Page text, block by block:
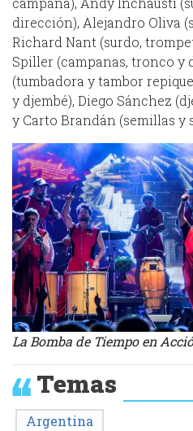
dirección), Alejandro Oliva
Richard Nant (surdo,
Spiller (campanas, tronco y
(tumbadora y tambor
y djembé), Diego Sánchez
y Carto Brandán (semillas y
La Bomba de Tiempo en
Temas
Argentina